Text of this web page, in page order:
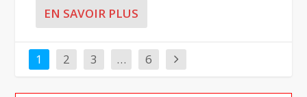
EN SAVOIR PLUS
1 2 3 … 6